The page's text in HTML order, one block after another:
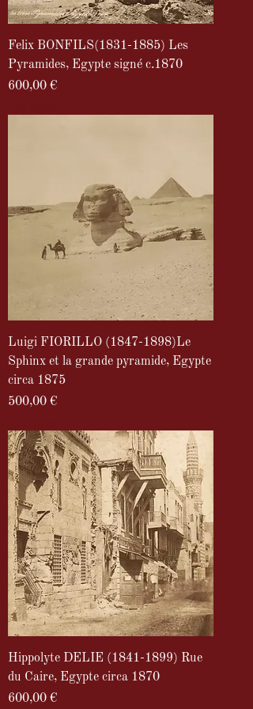
Felix BONFILS(1831-1885) Les
Pyramides, Egypte signé c.1870
Prix
600,00 €
Luigi FIORILLO (1847-1898)Le
Sphinx et la grande pyramide, Egypte
circa 1875
Prix
500,00 €
Hippolyte DELIE (1841-1899) Rue
du Caire, Egypte circa 1870
Prix
600,00 €